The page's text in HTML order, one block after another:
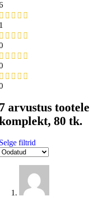
arvustus tootele
80 tk.
filtrid